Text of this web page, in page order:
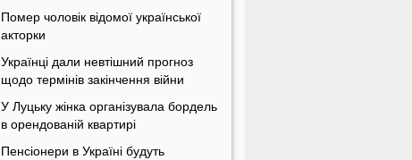
Помер чоловік відомої української
акторки
Українці дали невтішний прогноз
щодо термінів закінчення війни
У Луцьку жінка організувала бордель
в орендованій квартирі
Пенсіонери в Україні будуть